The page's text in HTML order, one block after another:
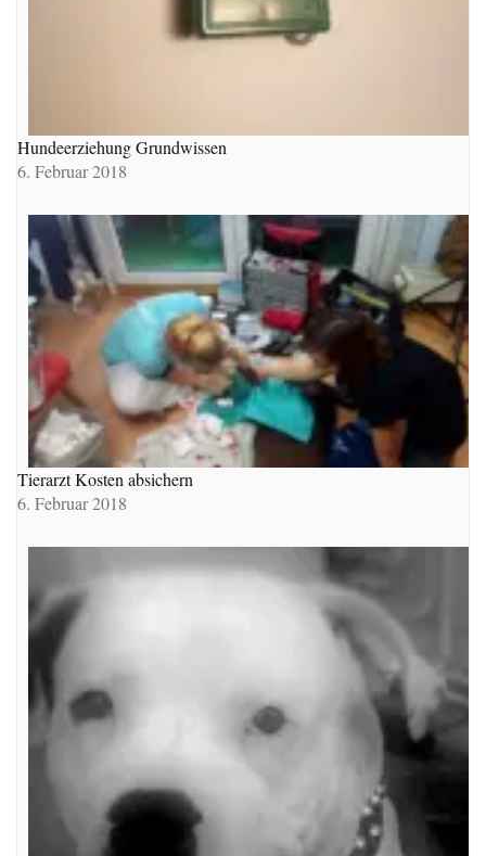
Hundeerziehung Grundwissen
6. Februar 2018
Tierarzt Kosten absichern
6. Februar 2018